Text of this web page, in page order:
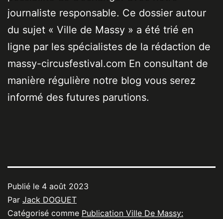
journaliste responsable. Ce dossier autour
du sujet « Ville de Massy » a été trié en
ligne par les spécialistes de la rédaction de
massy-circusfestival.com En consultant de
manière régulière notre blog vous serez
informé des futures parutions.
Publié le 4 août 2023
Par Jack DOGUET
Catégorisé comme Publication Ville De Massy: